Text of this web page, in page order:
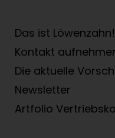
Das ist Löwenzahn!
Kontakt
Die aktuelle
Newsletter
Artfolio